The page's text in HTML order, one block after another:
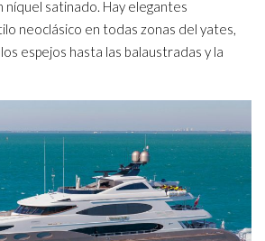
níquel satinado. Hay elegantes
neoclásico en todas zonas del yates,
espejos hasta las balaustradas y la